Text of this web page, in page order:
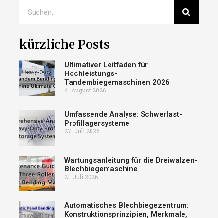
kürzliche Posts
Ultimativer Leitfaden für
Hochleistungs-
Tandembiegemaschinen 2026
4. August 2026
Umfassende Analyse: Schwerlast-
Profillagersysteme
27. Juli 2026
Wartungsanleitung für die Dreiwalzen-
Blechbiegemaschine
21. Juli 2026
Automatisches Blechbiegezentrum:
Konstruktionsprinzipien, Merkmale,